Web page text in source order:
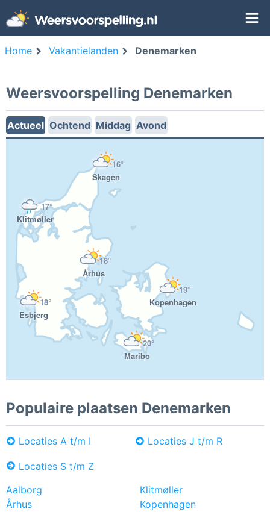
Home Vakantielanden Denemarken
Weersvoorspelling Denemarken
Actueel Ochtend Middag Avond
18°
Århus
18°
Esbjerg
17°
Klitmøller
20°
Maribo
16°
Skagen
19°
Kopenhagen
Populaire plaatsen Denemarken
Locaties A t/m I Locaties J t/m R
Locaties S t/m Z
Aalborg
Århus
Klitmøller
Kopenhagen